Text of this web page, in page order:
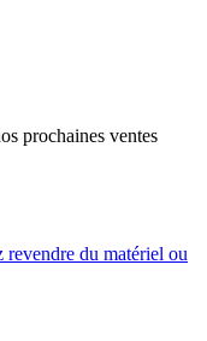
prochaines ventes